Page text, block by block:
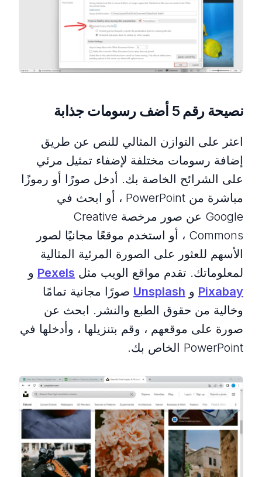
نصيحة رقم 5 أضف رسومات جذابة
اعثر على التوازن المثالي للنص عن طريق
إضافة رسومات مختلفة لإضفاء تمثيل مرئي
على الشرائح الخاصة بك. أدخل صورًا أو رموزًا
مباشرة من PowerPoint ، أو ابحث في
Google عن صور مرخصة Creative
Commons ، أو استخدم موقعًا مجانيًا لصور
الأسهم للعثور على الصورة المرئية المثالية
لمعلوماتك. تقدم مواقع الويب مثل Pexels و
Pixabay و Unsplash صورًا مجانية تمامًا
وخالية من حقوق الطبع والنشر. ابحث عن
صورة على موقعهم ، وقم بتنزيلها ، وأدخلها في
PowerPoint الخاص بك.